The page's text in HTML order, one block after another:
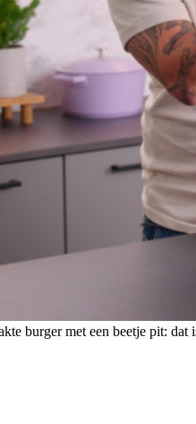
burger met een beetje pit: